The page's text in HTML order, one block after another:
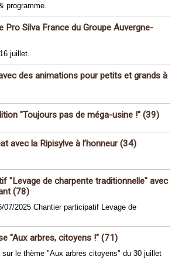
programme.
Pro Silva France du Groupe Auvergne-
juillet.
des animations pour petits et grands à
"Toujours pas de méga-usine !" (39)
avec la Ripisylve à l’honneur (34)
"Levage de charpente traditionnelle" avec
(78)
07/2025 Chantier participatif Levage de
"Aux arbres, citoyens !" (71)
sur le thème "Aux arbres citoyens" du 30 juillet